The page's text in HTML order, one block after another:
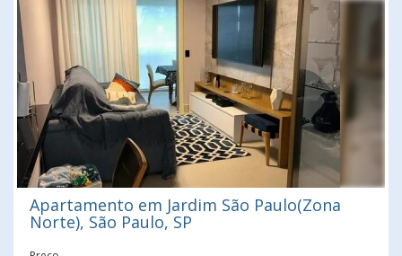
Apartamento em Jardim São Paulo(Zona
Norte), São Paulo, SP